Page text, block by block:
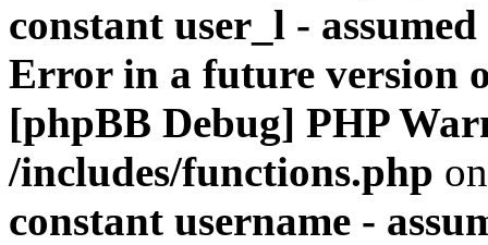
constant user_l -
Error in a future version
[phpBB Debug] PHP
/includes/functions.php
constant username -